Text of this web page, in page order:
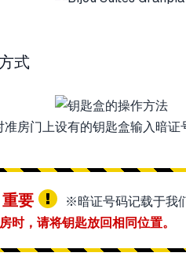
式
准房门上设有的钥匙盒输入暗证
重要 ※暗证号码记载于我
时，请将钥匙放回相同位置。